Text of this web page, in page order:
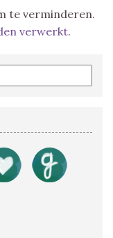
te verminderen.
verwerkt.